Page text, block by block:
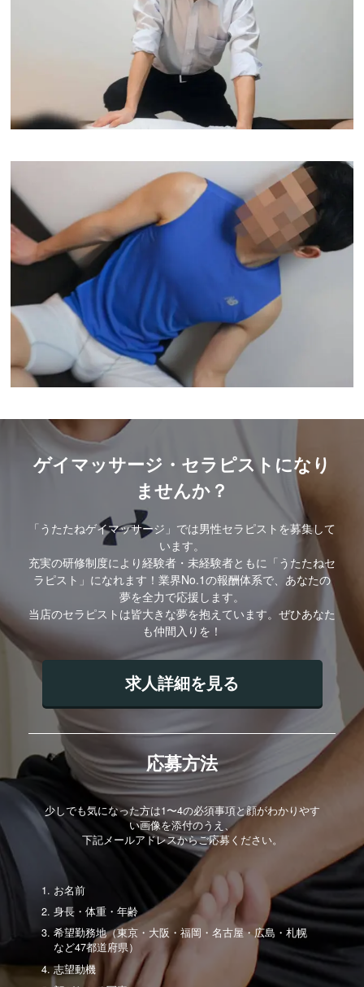
ゲイマッサージ・セラピストになり
ませんか？
「うたたねゲイマッサージ」では男性セラピストを募集して
います。
充実の研修制度により経験者・未経験者ともに「うたたねセ
ラピスト」になれます！業界No.1の報酬体系で、あなたの
夢を全力で応援します。
当店のセラピストは皆大きな夢を抱えています。ぜひあなた
も仲間入りを！
求人詳細を見る
応募方法
少しでも気になった方は1〜4の必須事項と顔がわかりやす
い画像を添付のうえ、
下記メールアドレスからご応募ください。
お名前
身長・体重・年齢
希望勤務地（東京・大阪・福岡・名古屋・広島・札幌
など47都道府県）
志望動機